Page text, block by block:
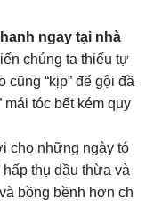
ngay tại nhà
chúng ta thiếu tự
“kịp” để gội đầ
mái tóc bết kém quy
cho những ngày tó
thụ dầu thừa và
bồng bềnh hơn ch